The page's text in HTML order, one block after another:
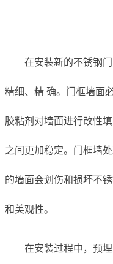
在安装新的不锈钢
精细、精 确。门框墙面
胶粘剂对墙面进行改性
之间更加稳定。门框墙
的墙面会划伤和损坏不
和美观性。
在安装过程中，预